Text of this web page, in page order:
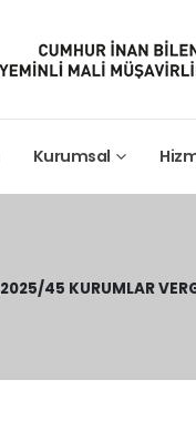
Kurumsal
2025/45 KURUMLAR